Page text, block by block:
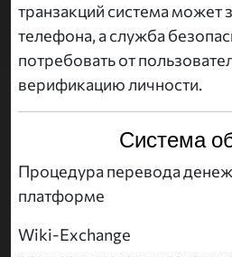
транзакций система может
телефона, а служба
потребовать от
верификацию личности.
Система
Процедура перевода
платформе
Wiki-Exchange